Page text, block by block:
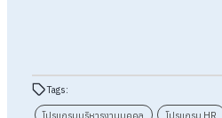
• มีฟังก์ชั่นหลากหลาย ครอบคลุม